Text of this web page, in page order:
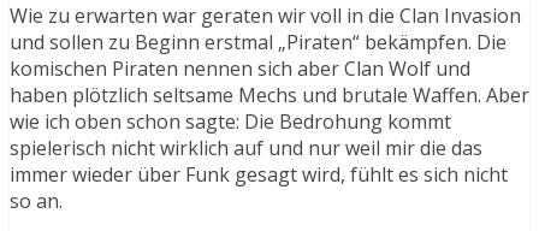
Wie zu erwarten war geraten wir voll in die Clan Invasion
und sollen zu Beginn erstmal „Piraten“ bekämpfen. Die
komischen Piraten nennen sich aber Clan Wolf und
haben plötzlich seltsame Mechs und brutale Waffen. Aber
wie ich oben schon sagte: Die Bedrohung kommt
spielerisch nicht wirklich auf und nur weil mir die das
immer wieder über Funk gesagt wird, fühlt es sich nicht
so an.